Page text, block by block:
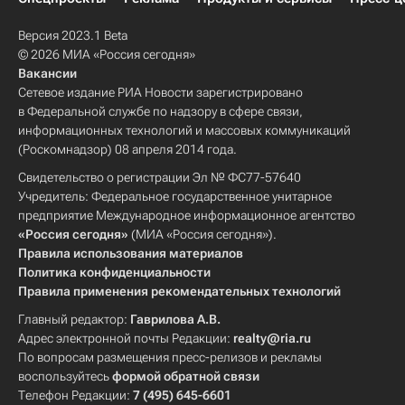
Версия 2023.1 Beta
© 2026 МИА «Россия сегодня»
Вакансии
Сетевое издание РИА Новости зарегистрировано
в Федеральной службе по надзору в сфере связи,
информационных технологий и массовых коммуникаций
(Роскомнадзор) 08 апреля 2014 года.
Свидетельство о регистрации Эл № ФС77-57640
Учредитель: Федеральное государственное унитарное
предприятие Международное информационное агентство
«Россия сегодня» (МИА «Россия сегодня»).
Правила использования материалов
Политика конфиденциальности
Правила применения рекомендательных технологий
Главный редактор: Гаврилова А.В.
Адрес электронной почты Редакции: realty@ria.ru
По вопросам размещения пресс-релизов и рекламы
воспользуйтесьформой обратной связи
Телефон Редакции: 7 (495) 645-6601